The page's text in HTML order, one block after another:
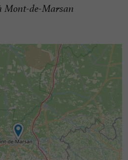
Mont-de-Marsan